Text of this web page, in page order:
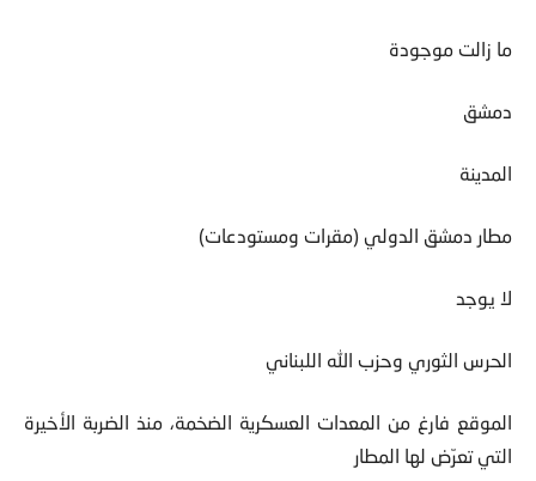
ما زالت موجودة
دمشق
المدينة
مطار دمشق الدولي (مقرات ومستودعات)
لا يوجد
الحرس الثوري وحزب الله اللبناني
الموقع فارغ من المعدات العسكرية الضخمة، منذ الضربة الأخيرة
التي تعرّض لها المطار